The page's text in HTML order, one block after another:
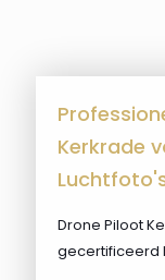
Kerkrade
Drone Piloot
gecertificeerd